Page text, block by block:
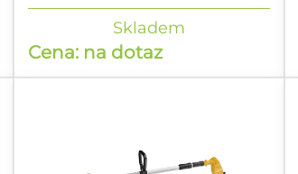
aku ruční řetězová pila 20 V s
bezuhlíkovým motorem (bez baterie a
nabíječky)
Skladem
Cena: na dotaz